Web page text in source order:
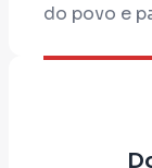
do povo e
Emprego
educação